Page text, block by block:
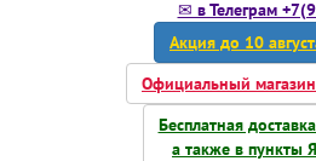
✉ в Телеграм
Акция до 10
Официальный
Бесплатная
а также в пункты